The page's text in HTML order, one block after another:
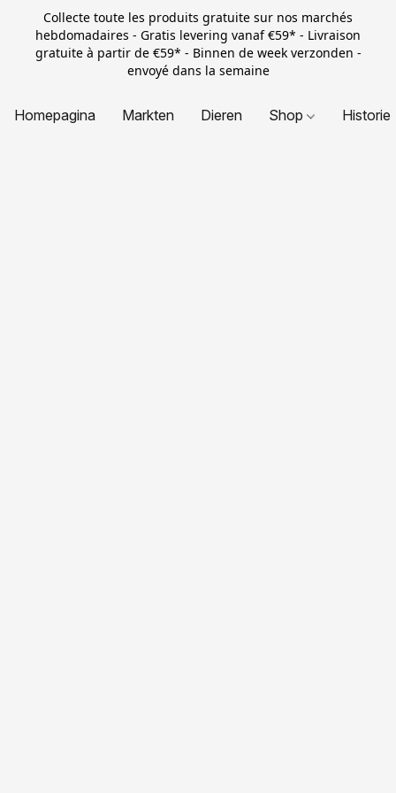
Collecte toute les produits gratuite sur nos marchés
hebdomadaires - Gratis levering vanaf €59* - Livraison
gratuite à partir de €59* - Binnen de week verzonden -
envoyé dans la semaine
Homepagina Markten Dieren Shop Historie